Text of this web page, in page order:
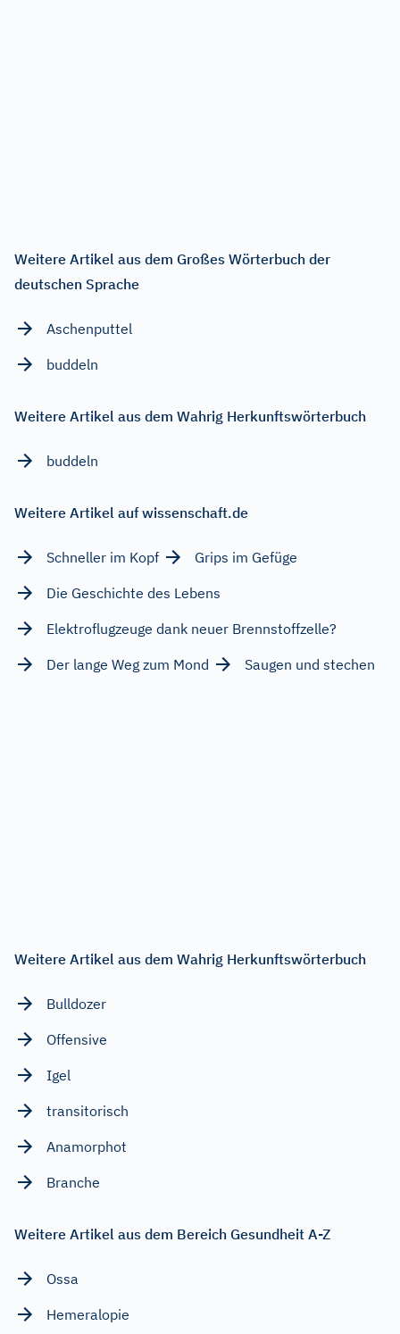
Weitere Artikel aus dem Großes Wörterbuch der
deutschen Sprache
Aschenputtel
buddeln
Weitere Artikel aus dem Wahrig Herkunftswörterbuch
buddeln
Weitere Artikel auf wissenschaft.de
Schneller im Kopf
Grips im Gefüge
Die Geschichte des Lebens
Elektroflugzeuge dank neuer Brennstoffzelle?
Der lange Weg zum Mond
Saugen und stechen
Weitere Artikel aus dem Wahrig Herkunftswörterbuch
Bulldozer
Offensive
Igel
transitorisch
Anamorphot
Branche
Weitere Artikel aus dem Bereich Gesundheit A-Z
Ossa
Hemeralopie